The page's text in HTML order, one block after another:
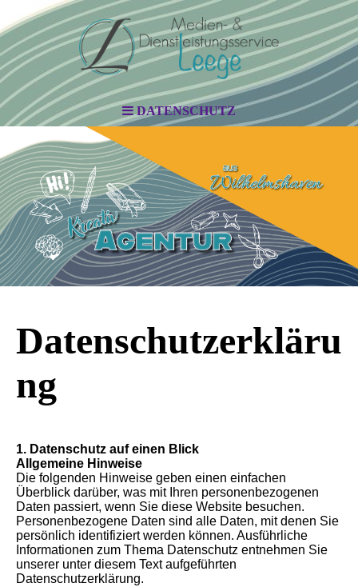
DATENSCHUTZ
Datenschutzerkläru
ng
1. Datenschutz auf einen Blick
Allgemeine Hinweise
Die folgenden Hinweise geben einen einfachen
Überblick darüber, was mit Ihren personenbezogenen
Daten passiert, wenn Sie diese Website besuchen.
Personenbezogene Daten sind alle Daten, mit denen Sie
persönlich identifiziert werden können. Ausführliche
Informationen zum Thema Datenschutz entnehmen Sie
unserer unter diesem Text aufgeführten
Datenschutzerklärung.